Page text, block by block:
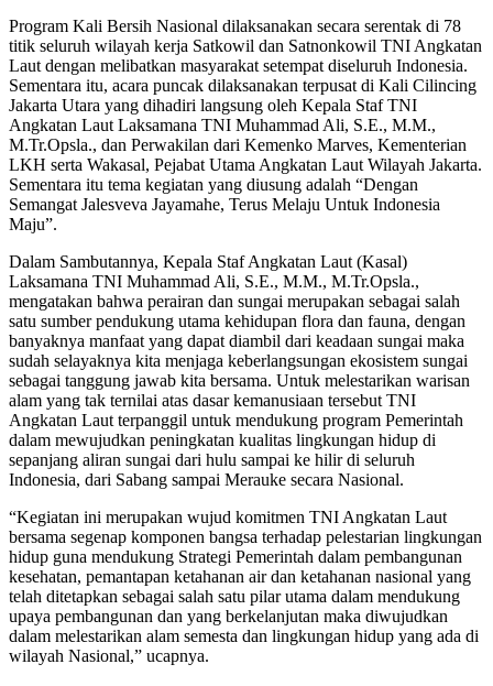
Program Kali Bersih Nasional dilaksanakan secara serentak di 78
titik seluruh wilayah kerja Satkowil dan Satnonkowil TNI Angkatan
Laut dengan melibatkan masyarakat setempat diseluruh Indonesia.
Sementara itu, acara puncak dilaksanakan terpusat di Kali Cilincing
Jakarta Utara yang dihadiri langsung oleh Kepala Staf TNI
Angkatan Laut Laksamana TNI Muhammad Ali, S.E., M.M.,
M.Tr.Opsla., dan Perwakilan dari Kemenko Marves, Kementerian
LKH serta Wakasal, Pejabat Utama Angkatan Laut Wilayah Jakarta.
Sementara itu tema kegiatan yang diusung adalah “Dengan
Semangat Jalesveva Jayamahe, Terus Melaju Untuk Indonesia
Maju”.
Dalam Sambutannya, Kepala Staf Angkatan Laut (Kasal)
Laksamana TNI Muhammad Ali, S.E., M.M., M.Tr.Opsla.,
mengatakan bahwa perairan dan sungai merupakan sebagai salah
satu sumber pendukung utama kehidupan flora dan fauna, dengan
banyaknya manfaat yang dapat diambil dari keadaan sungai maka
sudah selayaknya kita menjaga keberlangsungan ekosistem sungai
sebagai tanggung jawab kita bersama. Untuk melestarikan warisan
alam yang tak ternilai atas dasar kemanusiaan tersebut TNI
Angkatan Laut terpanggil untuk mendukung program Pemerintah
dalam mewujudkan peningkatan kualitas lingkungan hidup di
sepanjang aliran sungai dari hulu sampai ke hilir di seluruh
Indonesia, dari Sabang sampai Merauke secara Nasional.
“Kegiatan ini merupakan wujud komitmen TNI Angkatan Laut
bersama segenap komponen bangsa terhadap pelestarian lingkungan
hidup guna mendukung Strategi Pemerintah dalam pembangunan
kesehatan, pemantapan ketahanan air dan ketahanan nasional yang
telah ditetapkan sebagai salah satu pilar utama dalam mendukung
upaya pembangunan dan yang berkelanjutan maka diwujudkan
dalam melestarikan alam semesta dan lingkungan hidup yang ada di
wilayah Nasional,” ucapnya.